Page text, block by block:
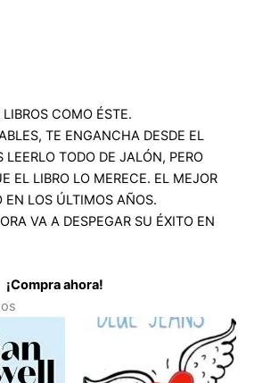
COMO ÉSTE.
TE ENGANCHA DESDE EL
LEERLO TODO DE JALÓN, PERO
EL LIBRO LO MERECE. EL MEJOR
EN LOS ÚLTIMOS AÑOS.
VA A DESPEGAR SU ÉXITO EN
¡Compra ahora!